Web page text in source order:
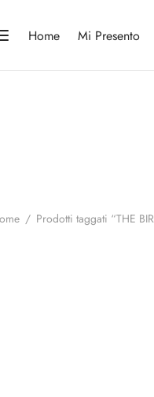
Home Mi Presento
/ Prodotti taggati “THE